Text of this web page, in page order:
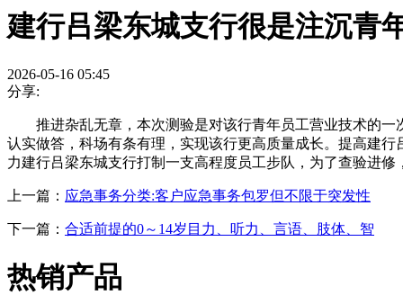
建行吕梁东城支行很是注沉青
2026-05-16 05:45
分享:
推进杂乱无章，本次测验是对该行青年员工营业技术的一
认实做答，科场有条有理，实现该行更高质量成长。提高建
力建行吕梁东城支行打制一支高程度员工步队，为了查验进
上一篇： 应急事务分类:客户应急事务包罗但不限于突发性
下一篇： 合适前提的0～14岁目力、听力、言语、肢体、智
热销产品